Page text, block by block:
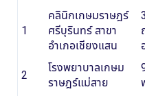
1
คลินิกเกษมราษฎร์
ศรีบุรินทร์ สาขา
อำเภอเชียงแสน
2
โรงพยาบาลเกษม
ราษฎร์แม่สาย